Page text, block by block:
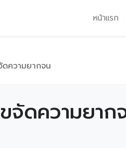
หน้าแรก
ความยากจน
จัดความยาก